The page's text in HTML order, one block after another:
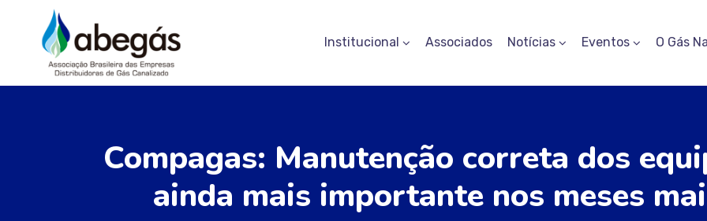
Institucional Associados Notícias Eventos O Gás
Compagas: Manutenção correta dos
ainda mais importante nos meses